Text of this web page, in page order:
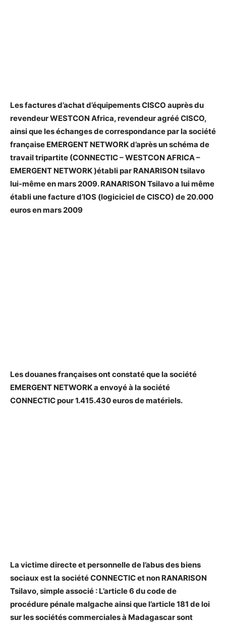
Les factures d’achat d’équipements CISCO auprès du
revendeur WESTCON Africa, revendeur agréé CISCO,
ainsi que les échanges de correspondance par la société
française EMERGENT NETWORK d’après un schéma de
travail tripartite (CONNECTIC – WESTCON AFRICA –
EMERGENT NETWORK )établi par RANARISON tsilavo
lui-même en mars 2009. RANARISON Tsilavo a lui même
établi une facture d’IOS (logiciciel de CISCO) de 20.000
euros en mars 2009
Les douanes françaises ont constaté que la société
EMERGENT NETWORK a envoyé à la société
CONNECTIC pour 1.415.430 euros de matériels.
La victime directe et personnelle de l’abus des biens
sociaux est la société CONNECTIC et non RANARISON
Tsilavo, simple associé : L’article 6 du code de
procédure pénale malgache ainsi que l’article 181 de loi
sur les sociétés commerciales à Madagascar sont